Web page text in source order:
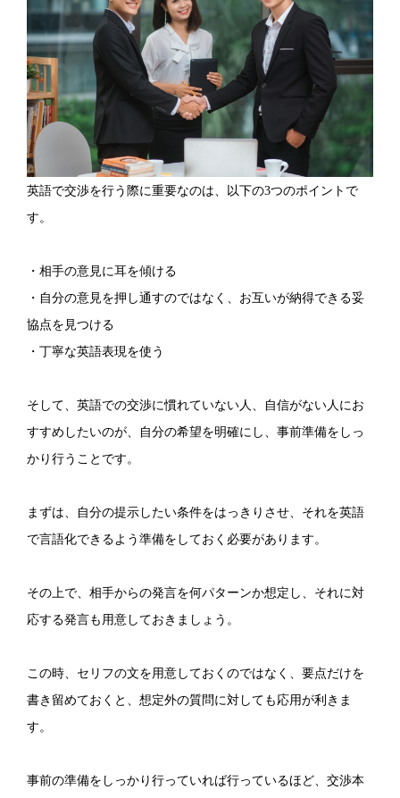
英語で交渉を行う際に重要なのは、以下の3つのポイントで
す。
・相手の意見に耳を傾ける
・自分の意見を押し通すのではなく、お互いが納得できる妥
協点を見つける
・丁寧な英語表現を使う
そして、英語での交渉に慣れていない人、自信がない人にお
すすめしたいのが、自分の希望を明確にし、事前準備をしっ
かり行うことです。
まずは、自分の提示したい条件をはっきりさせ、それを英語
で言語化できるよう準備をしておく必要があります。
その上で、相手からの発言を何パターンか想定し、それに対
応する発言も用意しておきましょう。
この時、セリフの文を用意しておくのではなく、要点だけを
書き留めておくと、想定外の質問に対しても応用が利きま
す。
事前の準備をしっかり行っていれば行っているほど、交渉本